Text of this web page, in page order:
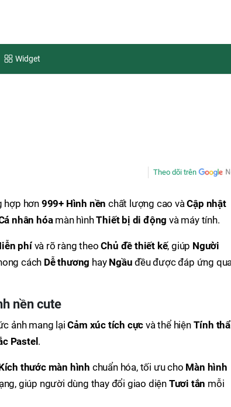
Widget
Theo dõi trên
hợp hơn 999+ Hình nền chất lượng cao vàCập nhật
nhân hóamàn hìnhThiết bị di động và máy tính.
phívà rõ ràng theoChủ đề thiết kế, giúp Người
cách Dễ thương hay Ngầu đều được đáp ứng
nền cute
ảnh mang lạiCảm xúc tích cực và thể hiện Tính
Pastel .
thước màn hình chuẩn hóa, tối ưu cho Màn hình
giúp người dùng thay đổi giao diện Tươi tắn mỗi